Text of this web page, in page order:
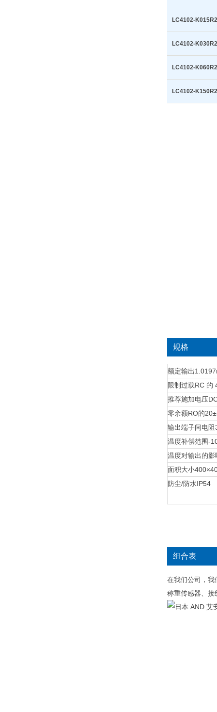
LC4102-K015R2
LC4102-K030R2
LC4102-K060R2
LC4102-K150R2
规格
额定输出
限制过载RC 的
推荐施加电压
零余额RO的
输出端子间电阻
温度补偿范围-
温度对输出的影
面积大小
防尘/防水IP54
组合表
在我们公司，我
称重传感器、接